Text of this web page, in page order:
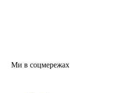
Ми в соцмережах